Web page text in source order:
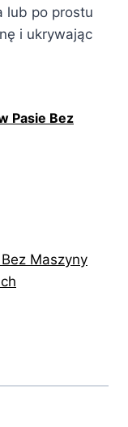
lub po prostu
i ukrywając
Pasie Bez
Maszyny